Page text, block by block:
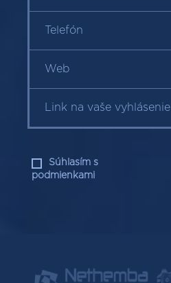
Súhlasím s
podmienkami